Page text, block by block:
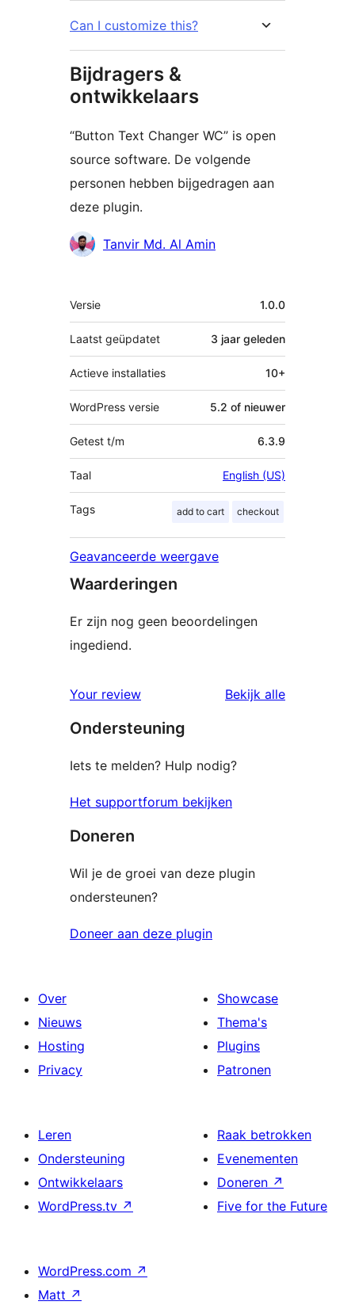
Can I customize this?
Bijdragers &
ontwikkelaars
“Button Text Changer WC” is open
source software. De volgende
personen hebben bijgedragen aan
deze plugin.
BijdragersTanvir Md. Al Amin
Meta
Versie 1.0.0
Laatst geüpdatet 3 jaar geleden
Actieve installaties 10+
WordPress versie 5.2 of nieuwer
Getest t/m 6.3.9
Taal English (US)
Tags add to cart checkout
Geavanceerde weergave
Waarderingen
Er zijn nog geen beoordelingen
ingediend.
Your review Bekijk alle
Ondersteuning
Iets te melden? Hulp nodig?
Het supportforum bekijken
Doneren
Wil je de groei van deze plugin
ondersteunen?
Doneer aan deze plugin
Over
Nieuws
Hosting
Privacy
Showcase
Thema's
Plugins
Patronen
Leren
Ondersteuning
Ontwikkelaars
WordPress.tv ↗
Raak betrokken
Evenementen
Doneren ↗
Five for the Future
WordPress.com ↗
Matt ↗